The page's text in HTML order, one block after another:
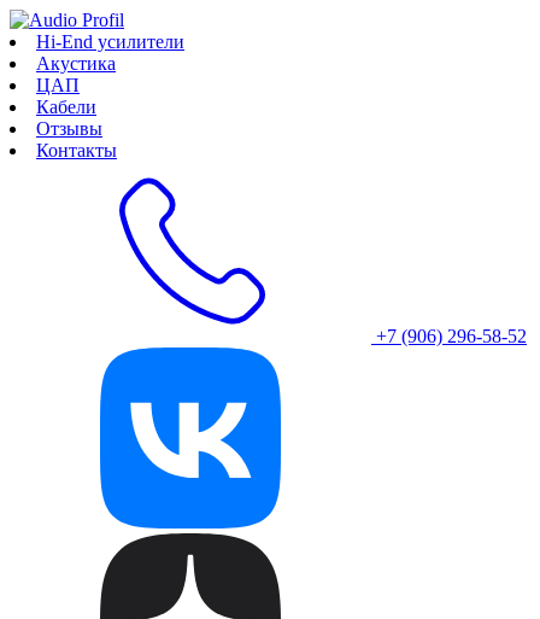
Hi-End усилители
Акустика
ЦАП
Кабели
Отзывы
Контакты
+7 (906) 296-58-52